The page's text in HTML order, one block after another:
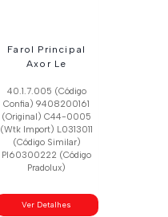
Farol Principal
Axor Le
40.1.7.005 (Código
Confia) 9408200161
(Original) C44-0005
(Wtk Import) L0313011
(Código Similar)
Pl60300222 (Código
Pradolux)
Ver Detalhes